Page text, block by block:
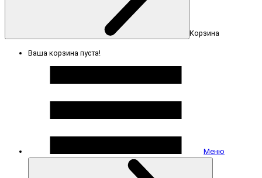
Корзина
Ваша корзина пуста!
Меню